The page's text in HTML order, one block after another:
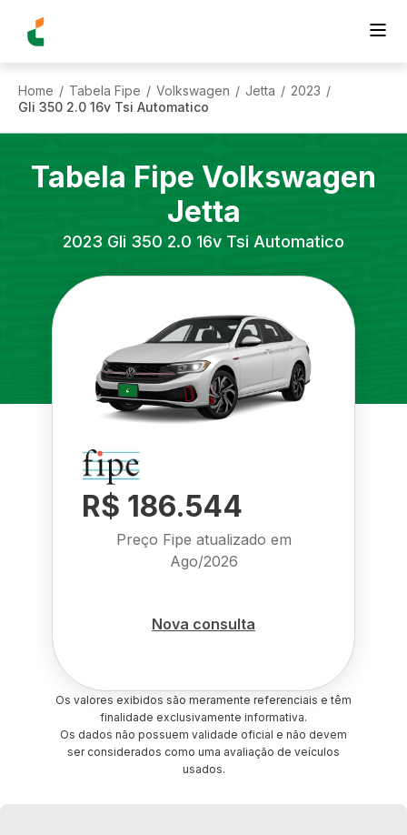
Home / Tabela Fipe / Volkswagen / Jetta / 2023 /
Gli 350 2.0 16v Tsi Automatico
Tabela Fipe Volkswagen
Jetta
2023 Gli 350 2.0 16v Tsi Automatico
R$ 186.544
Preço Fipe atualizado em
Ago/2026
Nova consulta
Os valores exibidos são meramente referenciais e têm
finalidade exclusivamente informativa.
Os dados não possuem validade oficial e não devem
ser considerados como uma avaliação de veículos
usados.